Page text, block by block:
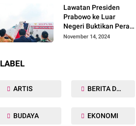
Worldwide
International 2024, di
Pemilihan Mrs
Worldwide 2024
Lawatan Presiden
Prabowo ke Luar
Negeri Buktikan Peran
Strategis Indonesia di
November 14, 2024
LABEL
ARTIS BERITA DAERAH
BUDAYA EKONOMI